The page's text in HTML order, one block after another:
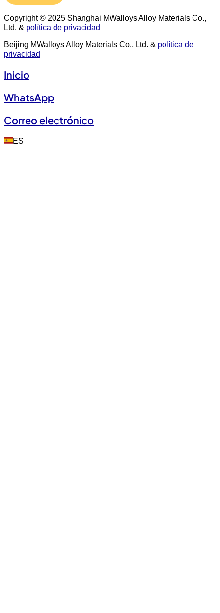
Copyright © 2025 Shanghai MWalloys Alloy Materials Co.,
Ltd. & política de privacidad
Beijing MWalloys Alloy Materials Co., Ltd. & política de
privacidad
Inicio
WhatsApp
Correo electrónico
ES